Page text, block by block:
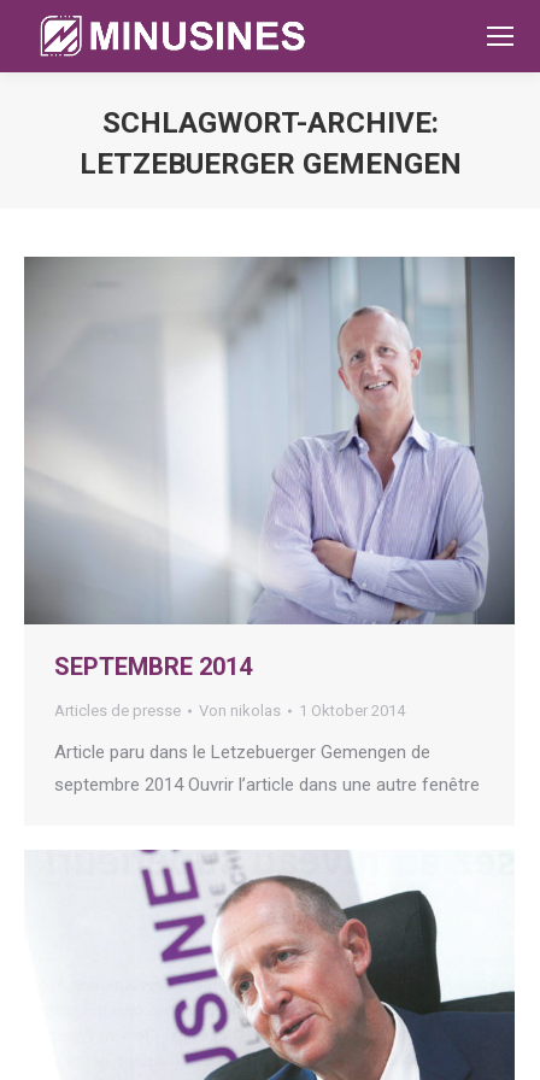
SCHLAGWORT-ARCHIVE:
LETZEBUERGER GEMENGEN
SEPTEMBRE 2014
Articles de presse Von nikolas 1 Oktober 2014
Article paru dans le Letzebuerger Gemengen de
septembre 2014 Ouvrir l’article dans une autre fenêtre